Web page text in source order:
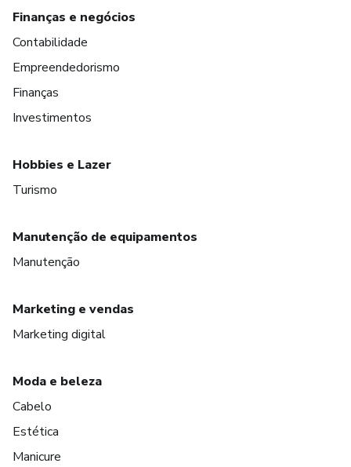
Finanças e negócios
Contabilidade
Empreendedorismo
Finanças
Investimentos
Hobbies e Lazer
Turismo
Manutenção de equipamentos
Manutenção
Marketing e vendas
Marketing digital
Moda e beleza
Cabelo
Estética
Manicure